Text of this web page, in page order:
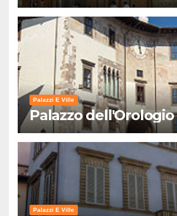
Palazzi E Ville
Palazzo dell'Orologio
Palazzi E Ville